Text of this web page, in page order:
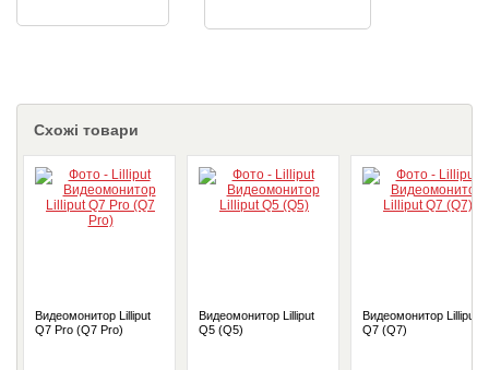
Схожі товари
Видеомонитор Lilliput
Q7 Pro (Q7 Pro)
Видеомонитор Lilliput
Q5 (Q5)
Видеомонитор Lilliput
Q7 (Q7)